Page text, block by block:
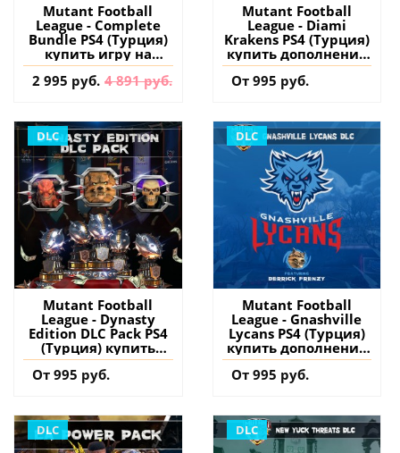
Mutant Football
League - Complete
Bundle PS4 (Турция)
купить игру на
аккаунт
2 995 руб. 4 891 руб.
Mutant Football
League - Diami
Krakens PS4 (Турция)
купить дополнение
на аккаунт
От 995 руб.
DLC
Mutant Football
League - Dynasty
Edition DLC Pack PS4
(Турция) купить
дополнение на
аккаунт
От 995 руб.
DLC
Mutant Football
League - Gnashville
Lycans PS4 (Турция)
купить дополнение
на аккаунт
От 995 руб.
DLC DLC